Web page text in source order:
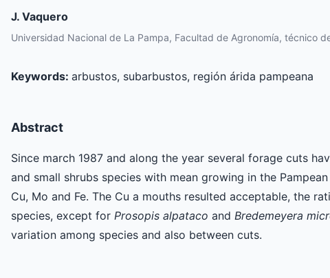
J. Vaquero
Universidad Nacional de La Pampa, Facultad de Agronomía, técnico
Keywords: arbustos, subarbustos, región árida pampeana
Abstract
Since march 1987 and along the year several forage cuts
and small shrubs species with mean growing in the
Cu, Mo and Fe. The Cu a mouths resulted acceptable, the
species, except for Prosopis alpataco and Bredemeyera
variation among species and also between cuts.